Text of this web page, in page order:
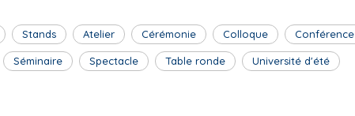
Stands Atelier Cérémonie Colloque Conférence
Séminaire Spectacle Table ronde Université d'été